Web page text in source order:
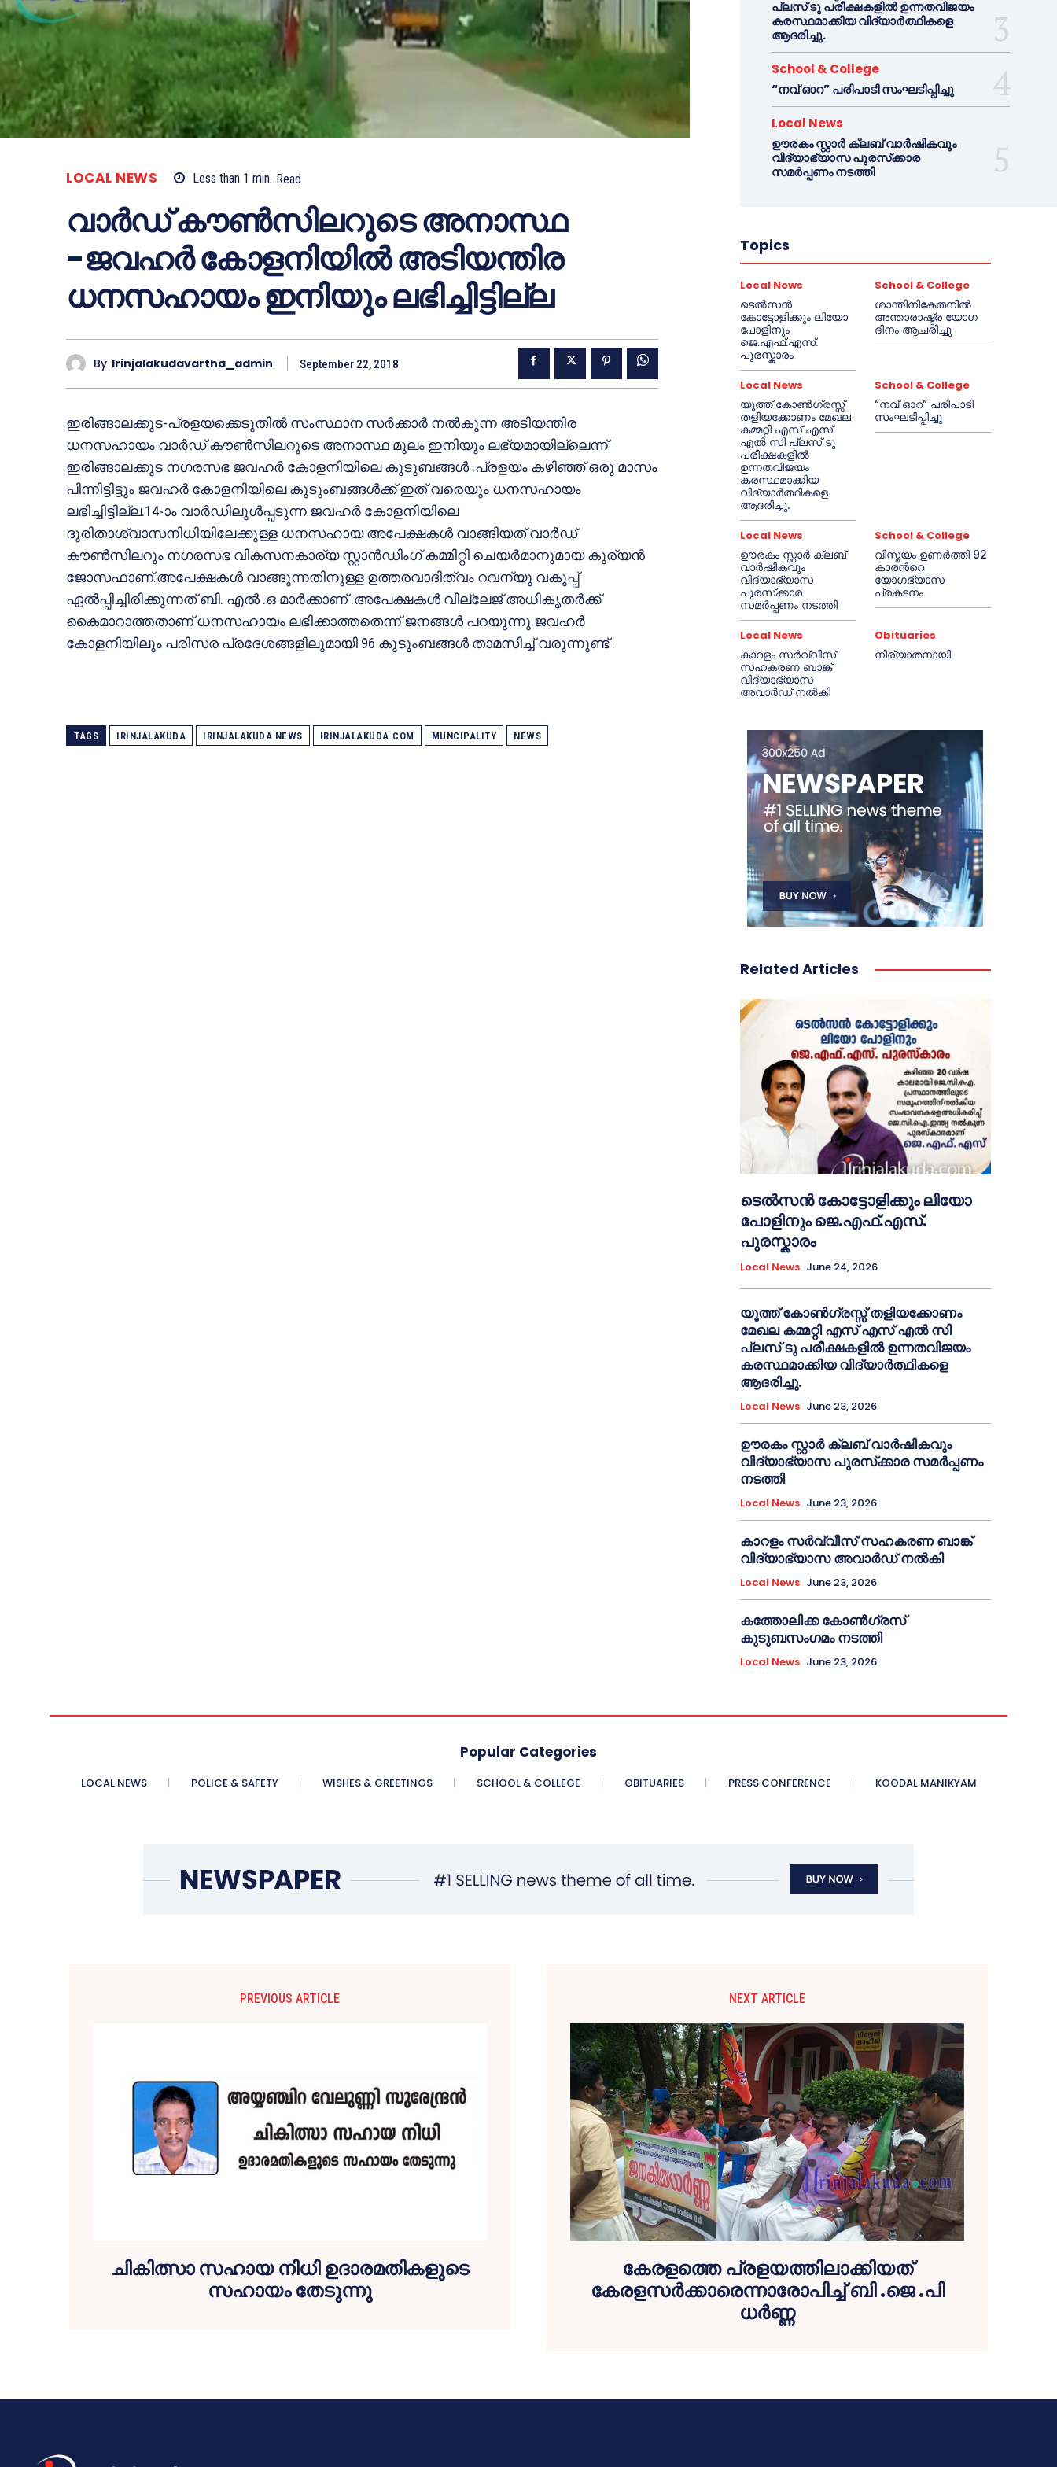
LOCAL NEWS Less than 1 min. Read
വാര്‍ഡ് കൗണ്‍സിലറുടെ അനാസ്ഥ
-ജവഹര്‍ കോളനിയില്‍ അടിയന്തിര
ധനസഹായം ഇനിയും ലഭിച്ചിട്ടില്ല
By Irinjalakudavartha_admin September 22, 2018
ഇരിങ്ങാലക്കുട-പ്രളയക്കെടുതില്‍ സംസ്ഥാന സര്‍ക്കാര്‍ നല്‍കുന്ന അടിയന്തിര
ധനസഹായം വാര്‍ഡ് കൗണ്‍സിലറുടെ അനാസ്ഥ മൂലം ഇനിയും ലഭ്യമായില്ലെന്ന്
ഇരിങ്ങാലക്കുട നഗരസഭ ജവഹര്‍ കോളനിയിലെ കുടുബങ്ങള്‍ .പ്രളയം കഴിഞ്ഞ് ഒരു മാസം
പിന്നിട്ടിട്ടും ജവഹര്‍ കോളനിയിലെ കുടുംബങ്ങള്‍ക്ക് ഇത് വരെയും ധനസഹായം
ലഭിച്ചിട്ടില്ല.14-ാം വാര്‍ഡിലുള്‍പ്പടുന്ന ജവഹര്‍ കോളനിയിലെ
ദുരിതാശ്വാസനിധിയിലേക്കുള്ള ധനസഹായ അപേക്ഷകള്‍ വാങ്ങിയത് വാര്‍ഡ്
കൗണ്‍സിലറും നഗരസഭ വികസനകാര്യ സ്റ്റാന്‍ഡിംഗ് കമ്മിറ്റി ചെയര്‍മാനുമായ കുര്യന്‍
ജോസഫാണ്.അപേക്ഷകള്‍ വാങ്ങുന്നതിനുള്ള ഉത്തരവാദിത്വം റവന്യൂ വകുപ്പ്
ഏല്‍പ്പിച്ചിരിക്കുന്നത് ബി. എല്‍ .ഒ മാര്‍ക്കാണ് .അപേക്ഷകള്‍ വില്ലേജ് അധികൃതര്‍ക്ക്
കൈമാറാത്തതാണ് ധനസഹായം ലഭിക്കാത്തതെന്ന് ജനങ്ങള്‍ പറയുന്നു.ജവഹര്‍
കോളനിയിലും പരിസര പ്രദേശങ്ങളിലുമായി 96 കുടുംബങ്ങള്‍ താമസിച്ച് വരുന്നുണ്ട് .
TAGS IRINJALAKUDA IRINJALAKUDA NEWS IRINJALAKUDA.COM MUNCIPALITY NEWS
പ്ലസ് ടു പരീക്ഷകളിൽ ഉന്നതവിജയം
കരസ്ഥമാക്കിയ വിദ്യാർത്ഥികളെ
ആദരിച്ചു.
School & College
“നവ് ഓറ” പരിപാടി സംഘടിപ്പിച്ചു
Local News
ഊരകം സ്റ്റാർ ക്ലബ് വാർഷികവും
വിദ്യാഭ്യാസ പുരസ്‌ക്കാര
സമർപ്പണം നടത്തി
Topics
Local News
ടെൽസൻ
കോട്ടോളിക്കും ലിയോ
പോളിനും
ജെ.എഫ്.എസ്.
പുരസ്കാരം
School & College
ശാന്തിനികേതനിൽ
അന്താരാഷ്ട്ര യോഗ
ദിനം ആചരിച്ചു
Local News
യൂത്ത് കോൺഗ്രസ്സ്
തളിയക്കോണം മേഖല
കമ്മറ്റി എസ് എസ്
എൽ സി പ്ലസ് ടു
പരീക്ഷകളിൽ
ഉന്നതവിജയം
കരസ്ഥമാക്കിയ
വിദ്യാർത്ഥികളെ
ആദരിച്ചു.
School & College
“നവ് ഓറ” പരിപാടി
സംഘടിപ്പിച്ചു
Local News
ഊരകം സ്റ്റാർ ക്ലബ്
വാർഷികവും
വിദ്യാഭ്യാസ
പുരസ്‌ക്കാര
സമർപ്പണം നടത്തി
School & College
വിസ്മയം ഉണർത്തി 92
കാരൻറെ
യോഗഭ്യാസ
പ്രകടനം
Local News
കാറളം സർവ്വീസ്
സഹകരണ ബാങ്ക്
വിദ്യാഭ്യാസ
അവാർഡ് നൽകി
Obituaries
നിര്യാതനായി
Related Articles
ടെൽസൻ കോട്ടോളിക്കും ലിയോ
പോളിനും ജെ.എഫ്.എസ്.
പുരസ്കാരം
Local News June 24, 2026
യൂത്ത് കോൺഗ്രസ്സ് തളിയക്കോണം
മേഖല കമ്മറ്റി എസ് എസ് എൽ സി
പ്ലസ് ടു പരീക്ഷകളിൽ ഉന്നതവിജയം
കരസ്ഥമാക്കിയ വിദ്യാർത്ഥികളെ
ആദരിച്ചു.
Local News June 23, 2026
ഊരകം സ്റ്റാർ ക്ലബ് വാർഷികവും
വിദ്യാഭ്യാസ പുരസ്‌ക്കാര സമർപ്പണം
നടത്തി
Local News June 23, 2026
കാറളം സർവ്വീസ് സഹകരണ ബാങ്ക്
വിദ്യാഭ്യാസ അവാർഡ് നൽകി
Local News June 23, 2026
കത്തോലിക്ക കോൺഗ്രസ്
കുടുബസംഗമം നടത്തി
Local News June 23, 2026
Popular Categories
LOCAL NEWS POLICE & SAFETY WISHES & GREETINGS SCHOOL & COLLEGE OBITUARIES PRESS CONFERENCE KOODAL MANIKYAM
PREVIOUS ARTICLE
ചികിത്സാ സഹായ നിധി ഉദാരമതികളുടെ
സഹായം തേടുന്നു
NEXT ARTICLE
കേരളത്തെ പ്രളയത്തിലാക്കിയത്
കേരളസര്‍ക്കാരെന്നാരോപിച്ച് ബി .ജെ .പി
ധര്‍ണ്ണ